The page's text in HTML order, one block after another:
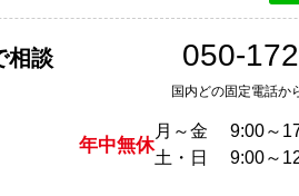
相談 050-
国内どの固定電話か
年中無休
月～金
9:00～
土・日
9:00～